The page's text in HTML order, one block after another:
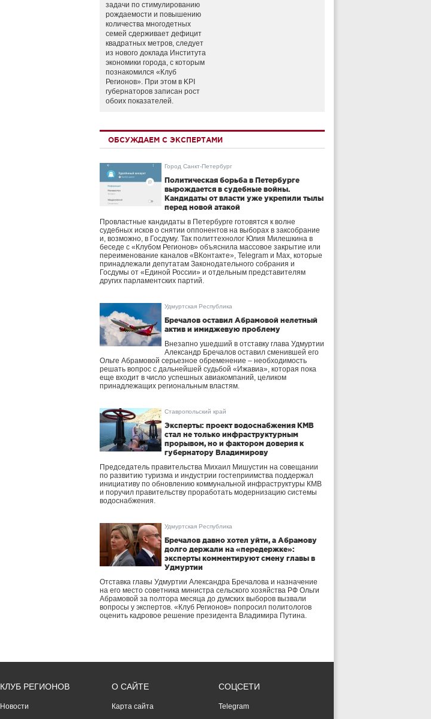
задачи по стимулированию
рождаемости и повышению
количества многодетных
семей сдерживает дефицит
квадратных метров, следует
из нового доклада Института
экономики города, с которым
познакомился «Клуб
Регионов». При этом в KPI
губернаторов записан рост
обоих показателей.
ОБСУЖДАЕМ С ЭКСПЕРТАМИ
Город Санкт-Петербург
Политическая борьба в Петербурге
вырождается в судебные войны.
Кандидаты от власти уже укрепили тылы
перед новой атакой
Провластные кандидаты в Петербурге готовятся к волне
судебных исков о снятии оппонентов на выборах в заксобрание
и, возможно, в Госдуму. Так политтехнолог Юлия Милешкина в
беседе с «Клубом Регионов» объяснила массовое закрытие или
переименование каналов «ВКонтакте», Telegram и Max, которые
принадлежали депутатам Законодательного собрания и
Госдумы от «Единой России» и отдельным представителям
других парламентских партий.
Удмуртская Республика
Бречалов оставил Абрамовой нелетный
актив и имиджевую проблему
Внезапно ушедший в отставку глава Удмуртии
Александр Бречалов оставил сменившей его
Ольге Абрамовой серьезное обременение – необходимость
решать вопрос с дальнейшей судьбой «Ижавиа», которая пока
еще входит в число успешных авиакомпаний, целиком
принадлежащих региональным властям.
Ставропольский край
Эксперты: проект водоснабжения КМВ
стал не только инфраструктурным
прорывом, но и фактором доверия к
губернатору Владимирову
Председатель правительства Михаил Мишустин на совещании
по развитию туризма и индустрии гостеприимства поддержал
инициативу по обновлению коммунальной инфраструктуры КМВ
и поручил правительству проработать модернизацию системы
водоснабжения.
Удмуртская Республика
Бречалов давно хотел уйти, а Абрамову
долго держали на «передержке»:
эксперты комментируют смену главы в
Удмуртии
Отставка главы Удмуртии Александра Бречалова и назначение
на его место советника министра сельского хозяйства РФ Ольги
Абрамовой за полтора месяца до думских выборов вызвали
вопросы у экспертов. «Клуб Регионов» попросил политологов
оценить кадровое решение президента Владимира Путина.
КЛУБ РЕГИОНОВ
Новости
О САЙТЕ
Карта сайта
СОЦСЕТИ
Telegram